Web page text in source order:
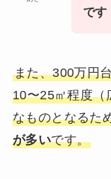
です
また、300万円
10〜25㎡程度（
なものとなるた
が多いです。